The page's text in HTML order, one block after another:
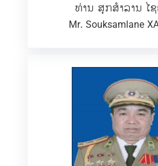
ທ່ານ ສຸກສຳລານ ໄ
Mr. Souksamlane